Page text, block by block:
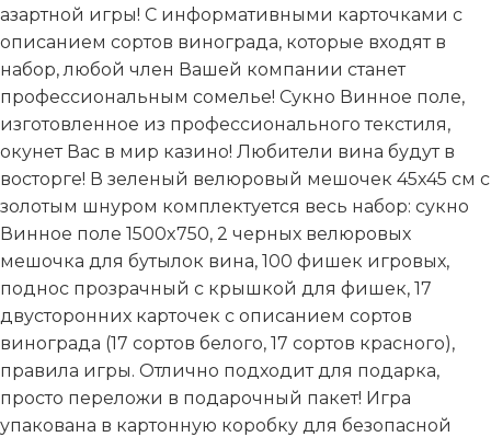
азартной игры! С информативными карточками с
описанием сортов винограда, которые входят в
набор, любой член Вашей компании станет
профессиональным сомелье! Сукно Винное поле,
изготовленное из профессионального текстиля,
окунет Вас в мир казино! Любители вина будут в
восторге! В зеленый велюровый мешочек 45x45 см с
золотым шнуром комплектуется весь набор: сукно
Винное поле 1500x750, 2 черных велюровых
мешочка для бутылок вина, 100 фишек игровых,
поднос прозрачный с крышкой для фишек, 17
двусторонних карточек с описанием сортов
винограда (17 сортов белого, 17 сортов красного),
правила игры. Отлично подходит для подарка,
просто переложи в подарочный пакет! Игра
упакована в картонную коробку для безопасной